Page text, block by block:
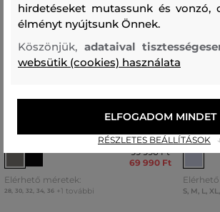
RÖVIDNADRÁG DIESEL 2033 D-
99 990 Ft
69 990 Ft
Elérhető méretek:
28, 30, 32, 34, 36 +1 további S M L XL
hirdetéseket mutassunk és vonzó,
élményt nyújtsunk Önnek.
Köszönjük, adataival
websütik (cookies) használata
RÉSZLETES BEÁLLÍTÁSOK
ELFOGADOM MINDET